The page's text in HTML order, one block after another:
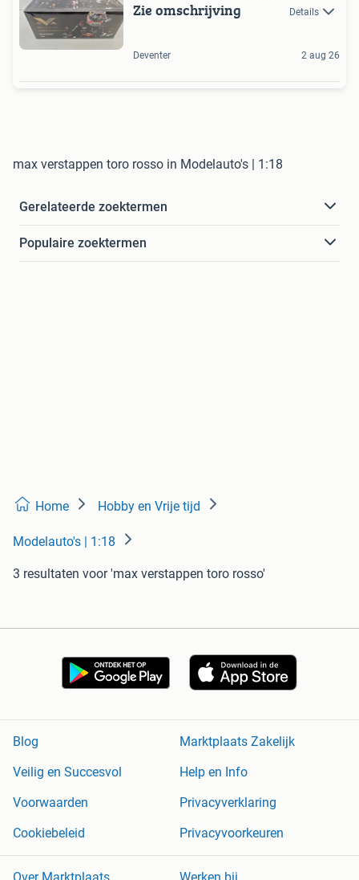
Zie omschrijving Details
Deventer 2 aug 26
max verstappen toro rosso in Modelauto's | 1:18
Gerelateerde zoektermen
Populaire zoektermen
Home Hobby en Vrije tijd
Modelauto's | 1:18
3 resultaten voor 'max verstappen toro rosso'
Blog
Marktplaats Zakelijk
Veilig en Succesvol
Help en Info
Voorwaarden
Privacyverklaring
Cookiebeleid
Privacyvoorkeuren